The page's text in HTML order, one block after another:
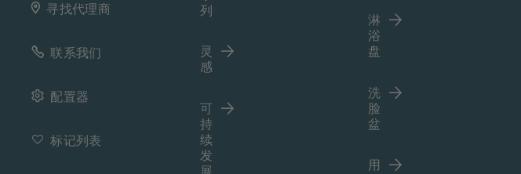
寻找代理商
联系我们
配置器
标记列表
列
灵
感
可
持
续
发
淋
浴
盘
洗
脸
盆
用